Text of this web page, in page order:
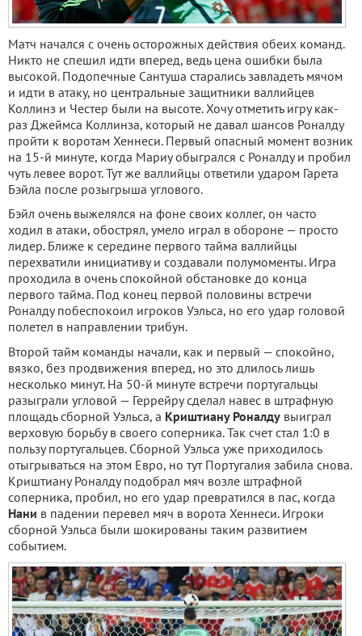
Матч начался с очень осторожных действия обеих команд.
Никто не спешил идти вперед, ведь цена ошибки была
высокой. Подопечные Сантуша старались завладеть мячом
и идти в атаку, но центральные защитники валлийцев
Коллинз и Честер были на высоте. Хочу отметить игру как-
раз Джеймса Коллинза, который не давал шансов Роналду
пройти к воротам Хеннеси. Первый опасный момент возник
на 15-й минуте, когда Мариу обыгрался с Роналду и пробил
чуть левее ворот. Тут же валлийцы ответили ударом Гарета
Бэйла после розыгрыша углового.
Бэйл очень выжелялся на фоне своих коллег, он часто
ходил в атаки, обострял, умело играл в обороне — просто
лидер. Ближе к середине первого тайма валлийцы
перехватили инициативу и создавали полумоменты. Игра
проходила в очень спокойной обстановке до конца
первого тайма. Под конец первой половины встречи
Роналду побеспокоил игроков Уэльса, но его удар головой
полетел в направлении трибун.
Второй тайм команды начали, как и первый — спокойно,
вязко, без продвижения вперед, но это длилось лишь
несколько минут. На 50-й минуте встречи португальцы
разыграли угловой — Геррейру сделал навес в штрафную
площадь сборной Уэльса, а Криштиану Роналду выиграл
верховую борьбу в своего соперника. Так счет стал 1:0 в
пользу португальцев. Сборной Уэльса уже приходилось
отыгрываться на этом Евро, но тут Португалия забила снова.
Криштиану Роналду подобрал мяч возле штрафной
соперника, пробил, но его удар превратился в пас, когда
Нани в падении перевел мяч в ворота Хеннеси. Игроки
сборной Уэльса были шокированы таким развитием
событием.